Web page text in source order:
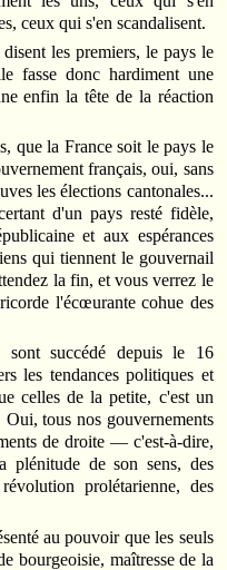
ceux qui s'en scandalisent.
les premiers, le pays le
fasse donc hardiment une
enfin la tête de la réaction
que la France soit le pays le
français, oui, sans
les élections cantonales...
d'un pays resté fidèle,
et aux espérances
qui tiennent le gouvernail
la fin, et vous verrez le
l'écœurante cohue des
sont succédé depuis le 16
les tendances politiques et
celles de la petite, c'est un
tous nos gouvernements
de droite — c'est-à-dire,
plénitude de son sens, des
prolétarienne, des
au pouvoir que les seuls
bourgeoisie, maîtresse de la